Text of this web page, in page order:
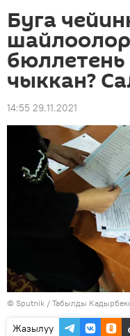
Буга
чыккан?
14:55 29.11.2021
© Sputnik / Табылды
Жазылуу